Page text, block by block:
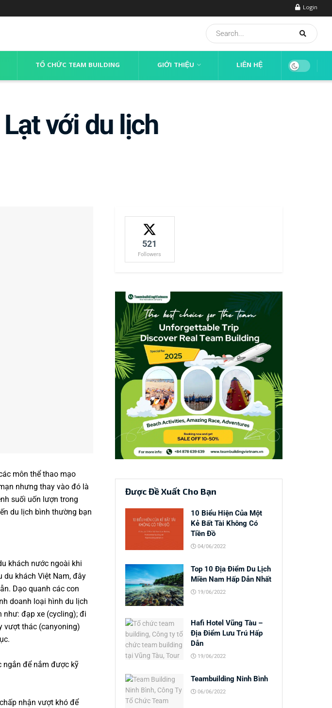
Login
TỔ CHỨC TEAM BUILDING GIỚI THIỆU LIÊN HỆ
với du lịch
môn thể thao mạo
nhưng thay vào đó là
suối uốn lượn trong
du lịch bình thường bạn
khách nước ngoài khi
du khách Việt Nam, đây
Dạo quanh các con
doanh loại hình du lịch
như: đạp xe (cycling); đi
vượt thác (canyoning)
ngắn để nắm được kỹ
nhận vượt khó để
521
Followers
Được Đề Xuất Cho Bạn
10 Biểu Hiện Của Một
Kẻ Bất Tài Không Có
Tiền Đồ
04/06/2022
Top 10 Địa Điểm Du Lịch
Miền Nam Hấp Dẫn Nhất
19/06/2022
Hafi Hotel Vũng Tàu –
Địa Điểm Lưu Trú Hấp
Dẫn
19/06/2022
Teambuilding Ninh Bình
06/06/2022